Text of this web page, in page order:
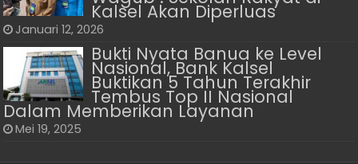
Kalsel Akan Diperluas
Januari 12, 2026
Bukti Nyata Banua ke Level
Nasional, Bank Kalsel
Buktikan 5 Tahun Terakhir
Tembus Top II Nasional
Dalam Memberikan Layanan
Mei 19, 2025